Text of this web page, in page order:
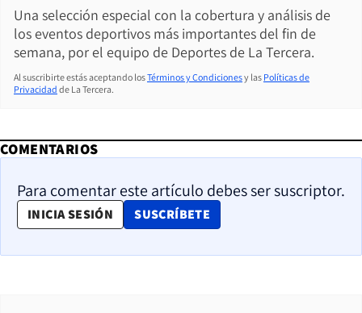
Una selección especial con la cobertura y análisis de
los eventos deportivos más importantes del fin de
semana, por el equipo de Deportes de La Tercera.
Al suscribirte estás aceptando losTérminos y Condicionesy las Políticas de
Privacidad de La Tercera.
COMENTARIOS
Para comentar este artículo debes ser suscriptor.
INICIA SESIÓN SUSCRÍBETE
OPENS IN NEW WINDOW